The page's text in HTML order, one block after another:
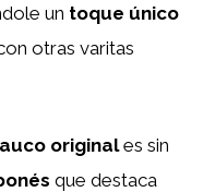
un toque único
otras varitas
originales sin
que destaca